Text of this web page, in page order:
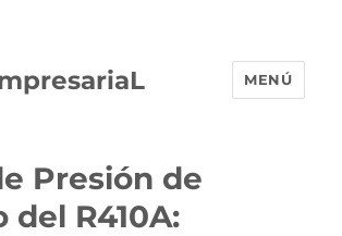
MENÚ
Presión de
del R410A: